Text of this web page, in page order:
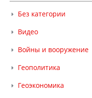
Без категории
Видео
Войны и вооружение
Геополитика
Геоэкономика